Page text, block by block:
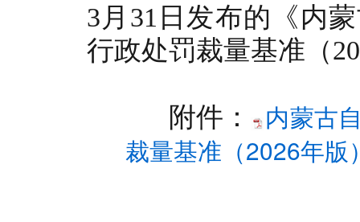
3月31日发布的《内
行政处罚裁量基准（
附件：
内蒙古
裁量基准（2026年版